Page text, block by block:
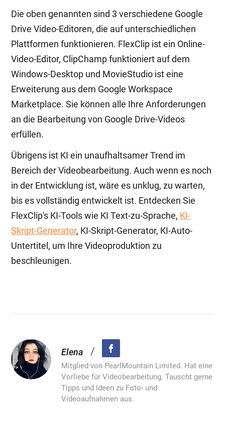
Die oben genannten sind 3 verschiedene Google
Drive Video-Editoren, die auf unterschiedlichen
Plattformen funktionieren. FlexClip ist ein Online-
Video-Editor, ClipChamp funktioniert auf dem
Windows-Desktop und MovieStudio ist eine
Erweiterung aus dem Google Workspace
Marketplace. Sie können alle Ihre Anforderungen
an die Bearbeitung von Google Drive-Videos
erfüllen.
Übrigens ist KI ein unaufhaltsamer Trend im
Bereich der Videobearbeitung. Auch wenn es noch
in der Entwicklung ist, wäre es unklug, zu warten,
bis es vollständig entwickelt ist. Entdecken Sie
FlexClip's KI-Tools wie KI Text-zu-Sprache, KI-
Skript-Generator, KI-Skript-Generator, KI-Auto-
Untertitel, um Ihre Videoproduktion zu
beschleunigen.
Elena /
Mitglied von PearlMountain Limited. Hat eine
Vorliebe für Videobearbeitung. Tauscht gerne
Tipps und Ideen zu Foto- und
Videoaufnahmen aus.